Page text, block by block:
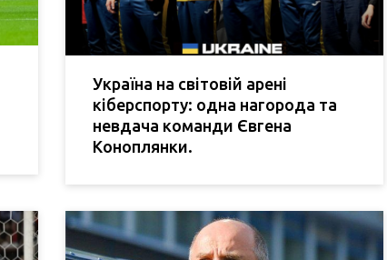
Україна на світовій арені
кіберспорту: одна нагорода та
невдача команди Євгена
Коноплянки.